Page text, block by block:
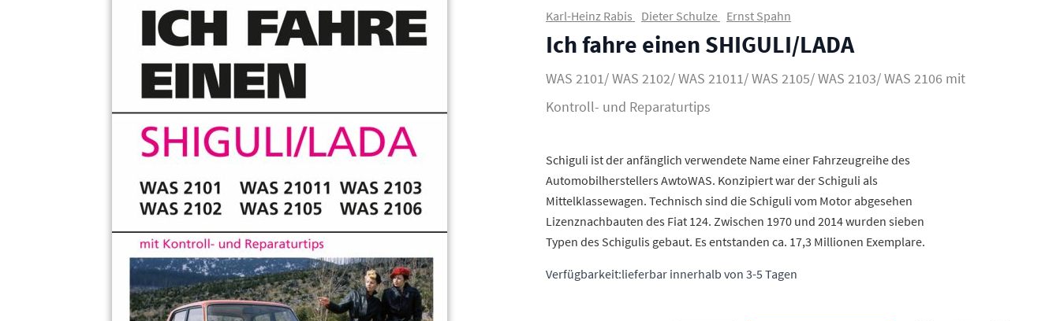
Karl-Heinz Rabis Dieter Schulze Ernst Spahn
Ich fahre einen SHIGULI/LADA
WAS 2101/ WAS 2102/ WAS 21011/ WAS 2105/ WAS 2103/ WAS 2106 mit
Kontroll- und Reparaturtips
Schiguli ist der anfänglich verwendete Name einer Fahrzeugreihe des
Automobilherstellers AwtoWAS. Konzipiert war der Schiguli als
Mittelklassewagen. Technisch sind die Schiguli vom Motor abgesehen
Lizenznachbauten des Fiat 124. Zwischen 1970 und 2014 wurden sieben
Typen des Schigulis gebaut. Es entstanden ca. 17,3 Millionen Exemplare.
Verfügbarkeit:lieferbar innerhalb von 3-5 Tagen